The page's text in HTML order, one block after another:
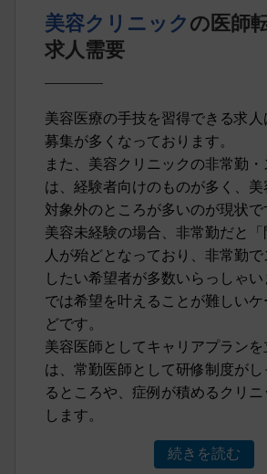
美容クリニックの医師
求人需要
美容医療の手技を習得できる求
募集が多くなっております。
また、美容クリニックの非常勤
は、経験者向けのものが多く、
対象外のところが多いのが現状で
美容未経験の場合、非常勤だと
人が殆どとなっており、非常勤
したい希望者が多数いらっしゃ
では希望を叶えることが難しい
どです。
美容医師としてキャリアプラン
は、常勤医師として研修制度が
るところや、症例が積めるクリ
します。
続きを読む